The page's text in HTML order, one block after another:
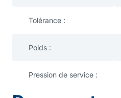
Tolérance :
Poids :
Pression de service :